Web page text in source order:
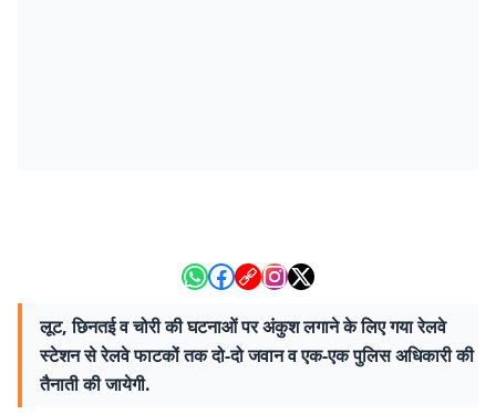
लूट, छिनतई व चोरी की घटनाओं पर अंकुश लगाने के लिए गया रेलवे
स्टेशन से रेलवे फाटकों तक दो-दो जवान व एक-एक पुलिस अधिकारी की
तैनाती की जायेगी.